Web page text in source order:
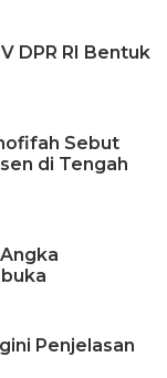
DPR RI Bentuk
Sebut
di Tengah
Penjelasan